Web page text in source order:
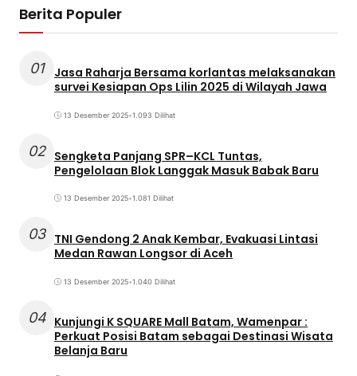
Berita Populer
01
Jasa Raharja Bersama korlantas melaksanakan
survei Kesiapan Ops Lilin 2025 di Wilayah Jawa
13 Desember 2025•1.093 Dilihat
02 Sengketa Panjang SPR–KCL Tuntas,
Pengelolaan Blok Langgak Masuk Babak Baru
13 Desember 2025•1.081 Dilihat
03 TNI Gendong 2 Anak Kembar, Evakuasi Lintasi
Medan Rawan Longsor di Aceh
13 Desember 2025•1.040 Dilihat
04 Kunjungi K SQUARE Mall Batam, Wamenpar :
Perkuat Posisi Batam sebagai Destinasi Wisata
Belanja Baru